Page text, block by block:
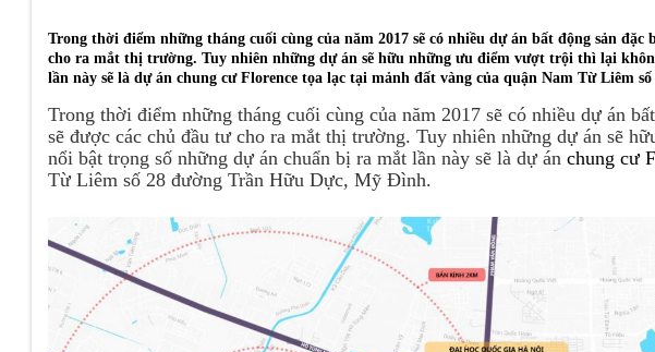
Trong thời điểm những tháng cuối cùng của năm 2017 sẽ có nhiều dự án bất động sản
cho ra mắt thị trường. Tuy nhiên những dự án sẽ hữu những ưu điểm vượt trội thì lại
lần này sẽ là dự án chung cư Florence tọa lạc tại mảnh đất vàng của quận Nam Từ Liêm
Trong thời điểm những tháng cuối cùng của năm 2017 sẽ có nhiều dự án
sẽ được các chủ đầu tư cho ra mắt thị trường. Tuy nhiên những dự án sẽ
nổi bật trọng số những dự án chuẩn bị ra mắt lần này sẽ là dự ánchung cư
Từ Liêm số 28 đường Trần Hữu Dực, Mỹ Đình.